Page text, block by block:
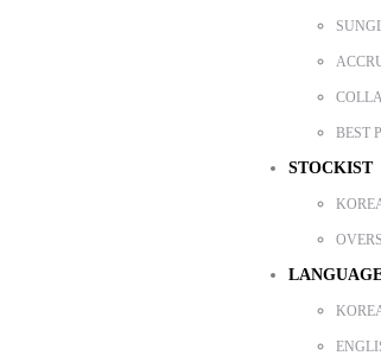
BEST
STOCKIST